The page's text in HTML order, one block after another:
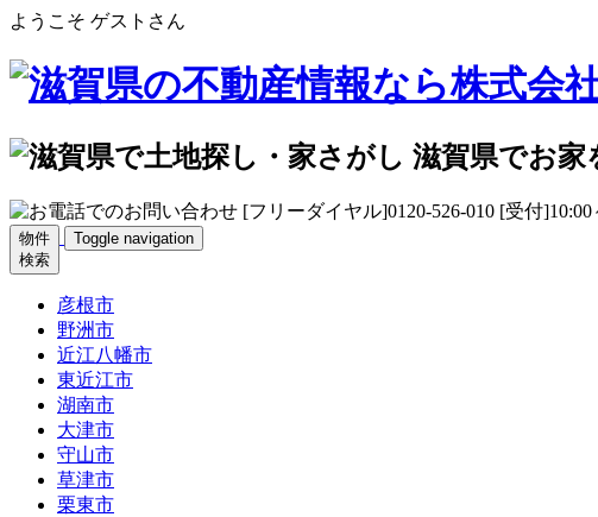
ようこそ ゲストさん
物件
検索
Toggle navigation
彦根市
野洲市
近江八幡市
東近江市
湖南市
大津市
守山市
草津市
栗東市